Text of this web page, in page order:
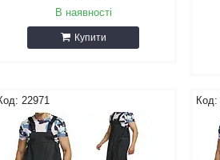
В наявності
Купити
22971